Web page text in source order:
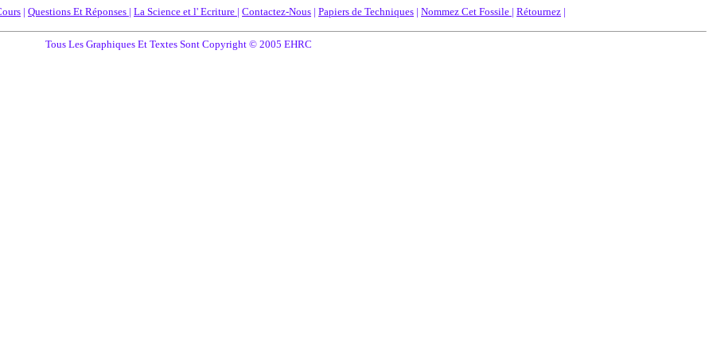
| Questions Et Réponses | La Science et l' Ecriture | Contactez-Nous | Papiers de Techniques | Nommez Cet Fossile | Rétournez |
Tous Les Graphiques Et Textes Sont Copyright © 2005 EHRC